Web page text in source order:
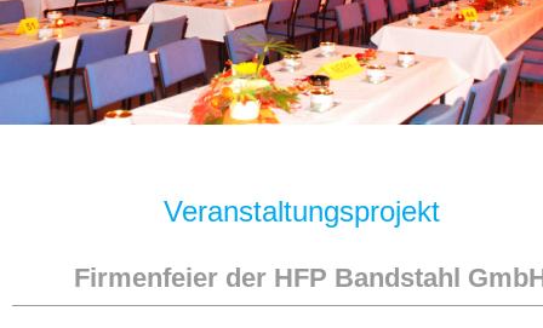
Veranstaltungsprojekt
Firmenfeier der HFP Bandstahl